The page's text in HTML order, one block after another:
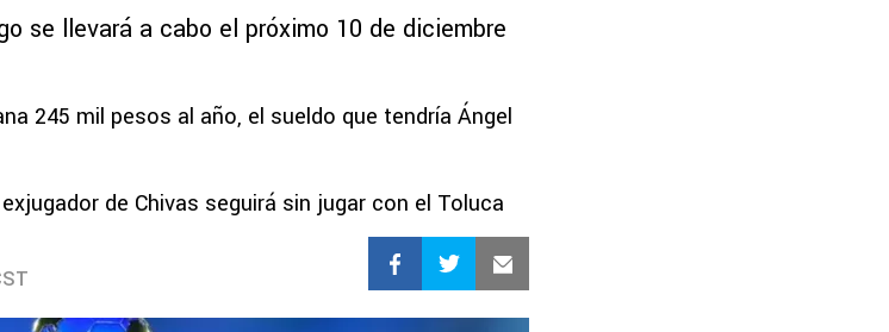
se llevará a cabo el próximo 10 de diciembre
245 mil pesos al año, el sueldo que tendría Ángel
de Chivas seguirá sin jugar con el Toluca